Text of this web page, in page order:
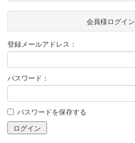
会員様ログイン
登録メールアドレス：
パスワード：
パスワードを保存する